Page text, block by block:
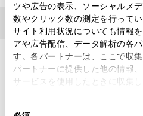
ツや広告の表示、ソーシャルメ
数やクリック数の測定を行って
サイト利用状況についても情報
アや広告配信、データ解析の各
す。各パートナーは、ここで収
パートナーに提供した他の情報
サービスを使用したときに収集
使用することがあります。当ウ
脱出するには